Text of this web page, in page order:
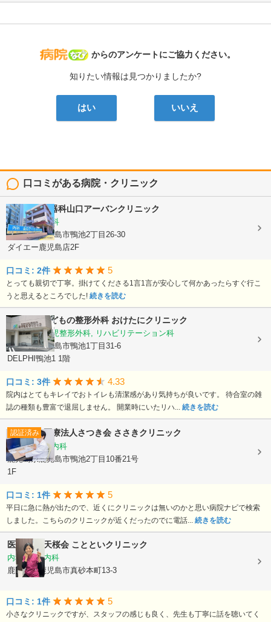
病院なび
からのアンケートにご協力ください。
知りたい情報は見つかりましたか?
はい いいえ
口コミがある病院・クリニック
内科・消化器科山口アーバンクリニック
内科, 消化器科
鹿児島県鹿児島市鴨池2丁目26-30
ダイエー鹿児島店2F
口コミ: 2件 5
とっても親切で丁寧。掛けてくださる1言1言が安心して何かあったらすぐ行こ
うと思えるところでした! 続きを読む
おとなとこどもの整形外科 おけたにクリニック
整形外科, 小児整形外科, リハビリテーション科
鹿児島県鹿児島市鴨池1丁目31-6
DELPHI鴨池1 1階
口コミ: 3件 4.33
院内はとてもキレイでおトイレも清潔感があり気持ちが良いです。 待合室の雑
誌の種類も豊富で退屈しません。 開業時にいたリハ... 続きを読む
認証済み 医療法人さつき会 ささきクリニック
内科, 循環器内科
鹿児島県鹿児島市鴨池2丁目10番21号
1F
口コミ: 1件 5
平日に急に熱が出たので、近くにクリニックは無いのかと思い病院ナビで検索
しました。こちらのクリニックが近くだったのでに電話... 続きを読む
医療法人 天桜会 ことといクリニック
内科, 血液内科
鹿児島県鹿児島市真砂本町13-3
口コミ: 1件 5
小さなクリニックですが、スタッフの感じも良く、先生も丁寧に話を聴いてく